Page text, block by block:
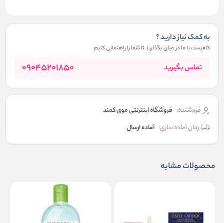
به کمک نیاز دارید ؟
کافیست با ما در میان بگذارید تا شما را راهنمایی کنیم
تماس بگیرید 09045201850
فروشنده: فروشگاه اینترنتی موی کمند
زمان آماده سازی: آماده ارسال
محصولات مشابه